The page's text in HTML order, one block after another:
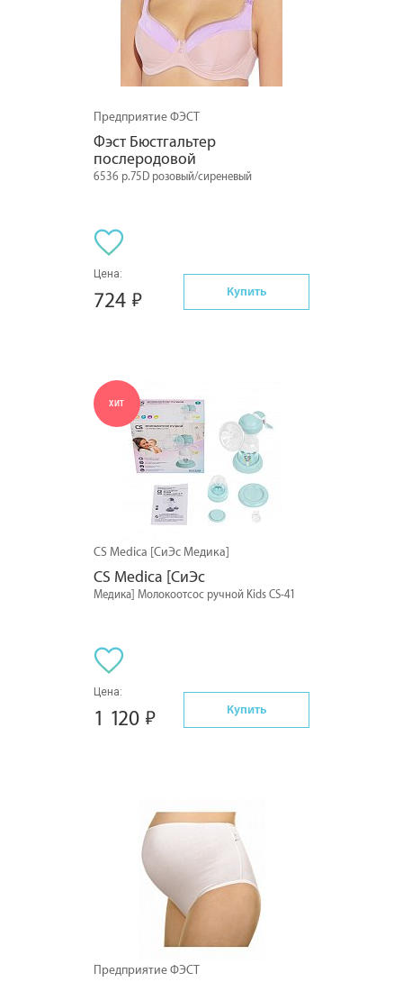
Предприятие ФЭСТ
Фэст Бюстгальтер
послеродовой
6536 р.75D розовый/сиреневый
Цена:
724 Купить
ХИТ
CS Medica [СиЭс Медика]
CS Medica [СиЭс
Медика] Молокоотсос ручной Kids CS-41
Цена:
1 120 Купить
Предприятие ФЭСТ